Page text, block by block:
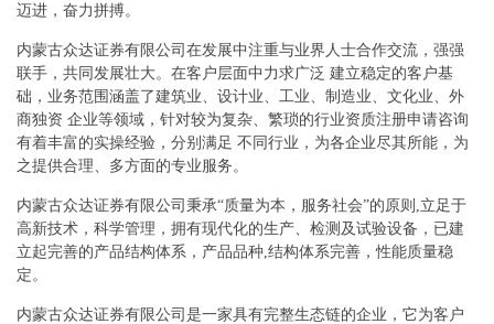
迈进，奋力拼搏。
内蒙古众达证券有限公司在发展中注重与业界人士合作交流，强强
联手，共同发展壮大。在客户层面中力求广泛 建立稳定的客户基
础，业务范围涵盖了建筑业、设计业、工业、制造业、文化业、外
商独资 企业等领域，针对较为复杂、繁琐的行业资质注册申请咨询
有着丰富的实操经验，分别满足 不同行业，为各企业尽其所能，为
之提供合理、多方面的专业服务。
内蒙古众达证券有限公司秉承“质量为本，服务社会”的原则,立足于
高新技术，科学管理，拥有现代化的生产、检测及试验设备，已建
立起完善的产品结构体系，产品品种,结构体系完善，性能质量稳
定。
内蒙古众达证券有限公司是一家具有完整生态链的企业，它为客户